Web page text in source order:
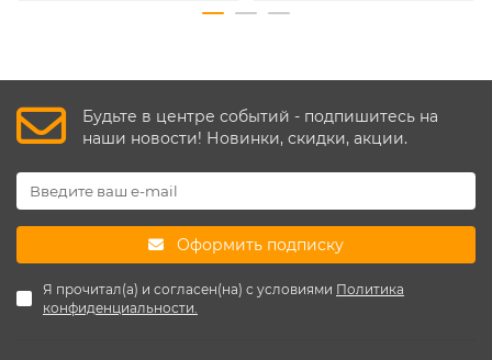
Будьте в центре событий - подпишитесь на
наши новости! Новинки, скидки, акции.
Оформить подписку
Я прочитал(а) и согласен(на) с условиями Политика
конфиденциальности.